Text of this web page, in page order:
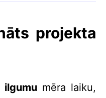
projekta
ilgumu mēra laiku,